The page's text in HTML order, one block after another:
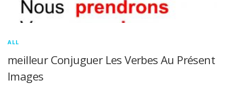
ALL
meilleur Conjuguer Les Verbes Au Présent
Images